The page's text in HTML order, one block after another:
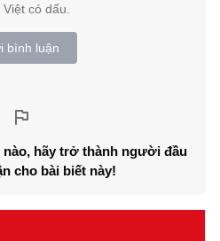
có dấu.
bình luận
hãy trở thành người đầu
cho bài biết này!